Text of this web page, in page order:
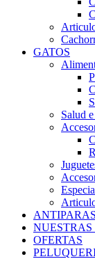
GATOS
Salud
OFERTAS